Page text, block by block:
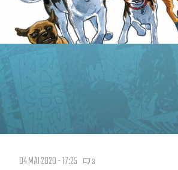
04 MAI 2020 - 17:25 3